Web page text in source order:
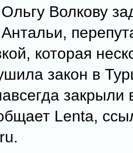
Волкову
которая
закон в
закрыли
Lenta,